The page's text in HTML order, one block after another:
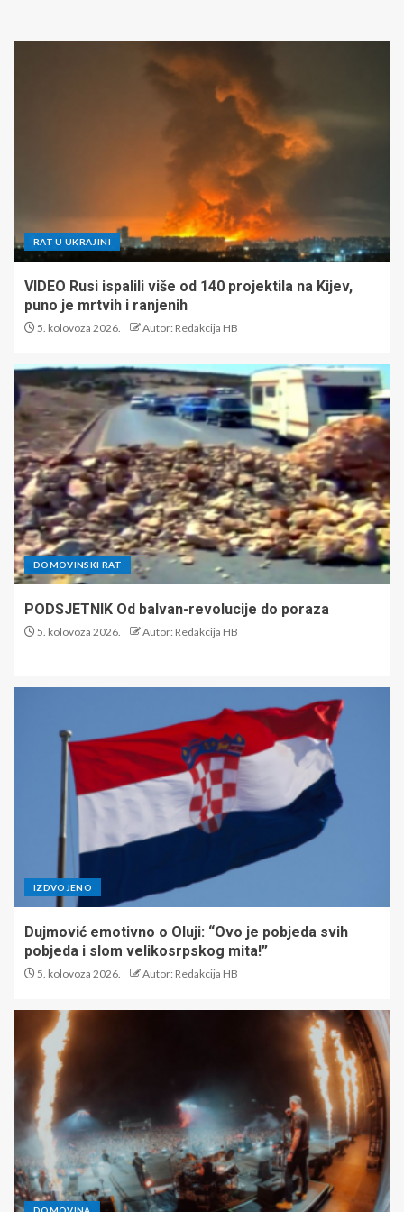
RAT U UKRAJINI
VIDEO Rusi ispalili više od 140 projektila na Kijev,
puno je mrtvih i ranjenih
5. kolovoza 2026. Autor: Redakcija HB
DOMOVINSKI RAT
PODSJETNIK Od balvan-revolucije do poraza
5. kolovoza 2026. Autor: Redakcija HB
IZDVOJENO
Dujmović emotivno o Oluji: “Ovo je pobjeda svih
pobjeda i slom velikosrpskog mita!”
5. kolovoza 2026. Autor: Redakcija HB